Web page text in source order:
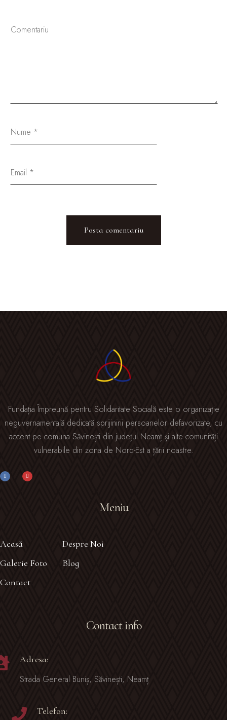
Fundația Împreună pentru Solidaritate Socială este o organizație
neguvernamentală dedicată sprijinirii persoanelor defavorizate, cu
accent pe comuna Săvinești din județul Neamț și alte comunități
vulnerabile din zona de Nord-Est a țării noastre.
Meniu
Acasă
Despre Noi
Galerie Foto
Blog
Contact
Contact info
Adresa:
Strada General Buniș, Săvinești, Neamț
Telefon: